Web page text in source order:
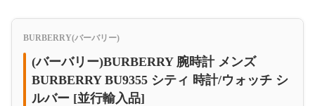
BURBERRY(バーバリー)
(バーバリー)BURBERRY 腕時計 メンズ
BURBERRY BU9355 シティ 時計/ウォッチ シ
ルバー [並行輸入品]